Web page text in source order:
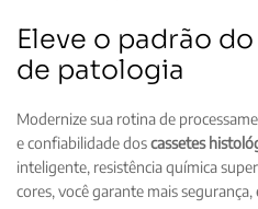
Eleve o padrão
de patologia
Modernize sua rotina de
e confiabilidade doscassetes
inteligente, resistência química
cores, você garante mais